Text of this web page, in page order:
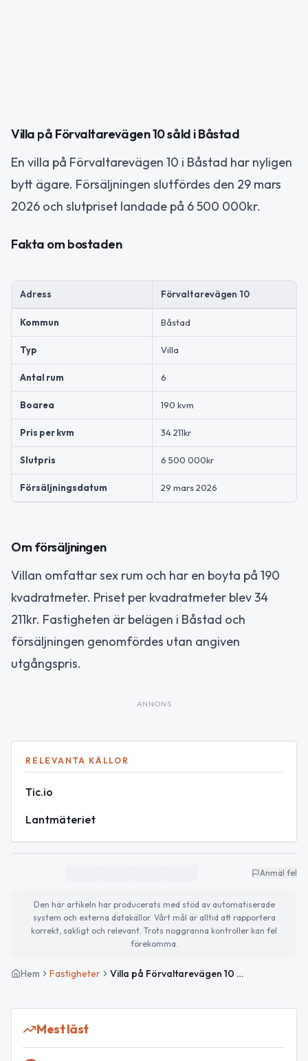
Villa på Förvaltarevägen 10 såld i Båstad
En villa på Förvaltarevägen 10 i Båstad har nyligen
bytt ägare. Försäljningen slutfördes den 29 mars
2026 och slutpriset landade på 6 500 000kr.
Fakta om bostaden
Adress Förvaltarevägen 10
Kommun Båstad
Typ Villa
Antal rum 6
Boarea 190 kvm
Pris per kvm 34 211kr
Slutpris 6 500 000kr
Försäljningsdatum 29 mars 2026
Om försäljningen
Villan omfattar sex rum och har en boyta på 190
kvadratmeter. Priset per kvadratmeter blev 34
211kr. Fastigheten är belägen i Båstad och
försäljningen genomfördes utan angiven
utgångspris.
ANNONS
RELEVANTA KÄLLOR
Tic.io
Lantmäteriet
Anmäl fel
Den här artikeln har producerats med stöd av automatiserade
system och externa datakällor. Vårt mål är alltid att rapportera
korrekt, sakligt och relevant. Trots noggranna kontroller kan fel
förekomma.
Hem Fastigheter Villa på Förvaltarevägen 10 såld för 6 500 000kr
Mest läst